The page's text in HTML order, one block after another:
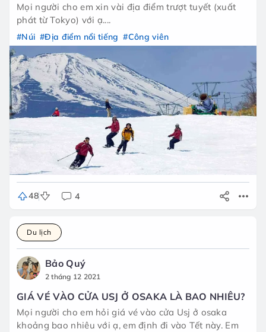
Mọi người cho em xin vài địa điểm trượt tuyết (xuất
phát từ Tokyo) với ạ....
#Núi #Địa điểm nổi tiếng #Công viên
48 4
Du lịch
Bảo Quý
2 tháng 12 2021
GIÁ VÉ VÀO CỬA USJ Ở OSAKA LÀ BAO NHIÊU?
Mọi người cho em hỏi giá vé vào cửa Usj ở osaka
khoảng bao nhiêu với ạ, em định đi vào Tết này. Em